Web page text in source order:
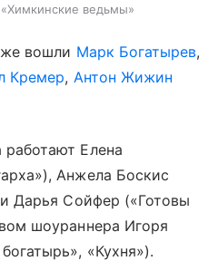
ведьмы»
вошли Марк Богатырев,
Кремер, Антон Жижин
Елена
Анжела Боскис
Дарья Сойфер («Готовы
шоураннера Игоря
«Кухня»).